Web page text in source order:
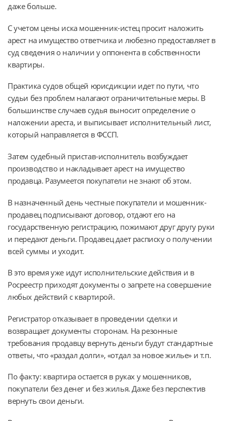
даже больше.
С учетом цены иска мошенник-истец просит наложить
арест на имущество ответчика и любезно предоставляет в
суд сведения о наличии у оппонента в собственности
квартиры.
Практика судов общей юрисдикции идет по пути, что
судьи без проблем налагают ограничительные меры. В
большинстве случаев судья выносит определение о
наложении ареста, и выписывает исполнительный лист,
который направляется в ФССП.
Затем судебный пристав-исполнитель возбуждает
производство и накладывает арест на имущество
продавца. Разумеется покупатели не знают об этом.
В назначенный день честные покупатели и мошенник-
продавец подписывают договор, отдают его на
государственную регистрацию, пожимают друг другу руки
и передают деньги. Продавец дает расписку о получении
всей суммы и уходит.
В это время уже идут исполнительские действия и в
Росреестр приходят документы о запрете на совершение
любых действий с квартирой.
Регистратор отказывает в проведении сделки и
возвращает документы сторонам. На резонные
требования продавцу вернуть деньги будут стандартные
ответы, что «раздал долги», «отдал за новое жилье» и т.п.
По факту: квартира остается в руках у мошенников,
покупатели без денег и без жилья. Даже без перспектив
вернуть свои деньги.